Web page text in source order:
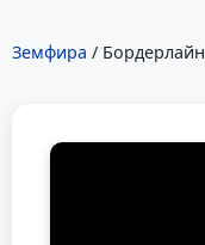
Земфира / Бордерлайн